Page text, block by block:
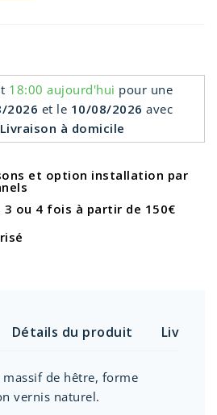
18:00 aujourd'hui pour une
2026 et le 10/08/2026 avec
à domicile
et option installation par
3 ou 4 fois à partir de 150€
Détails du produit
de hêtre, forme
vernis naturel.